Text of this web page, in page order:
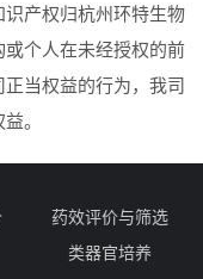
产权归杭州环特生物
个人在未经授权的前
当权益的行为，我司
。
药效评价与筛选
类器官培养